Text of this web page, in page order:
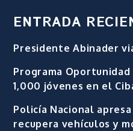
ENTRADA
Presidente Abinader
Programa Oportunidad
1,000 jóvenes en el
Policía Nacional apresa
recupera vehículos y